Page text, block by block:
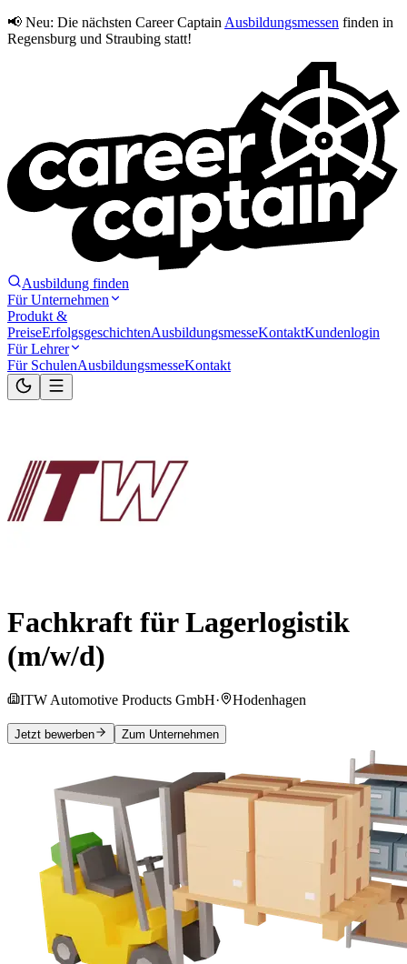
📢 Neu: Die nächsten Career Captain Ausbildungsmessen finden in
Regensburg und Straubing statt!
Ausbildung finden
Für Unternehmen
Produkt &
PreiseErfolgsgeschichtenAusbildungsmesseKontaktKundenlogin
Für Lehrer
Für SchulenAusbildungsmesseKontakt
Fachkraft für Lagerlogistik
(m/w/d)
ITW Automotive Products GmbH· Hodenhagen
Jetzt bewerben Zum Unternehmen